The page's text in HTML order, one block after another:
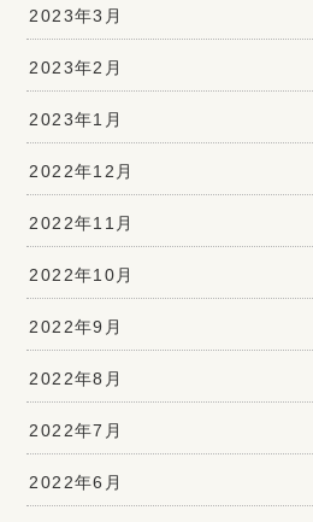
2023年3月
2023年2月
2023年1月
2022年12月
2022年11月
2022年10月
2022年9月
2022年8月
2022年7月
2022年6月